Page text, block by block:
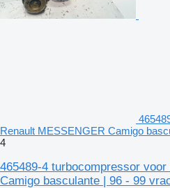
Renault MESSENGER Camigo
4
465489-4 turbocompressor
Camigo basculante | 96 - 99